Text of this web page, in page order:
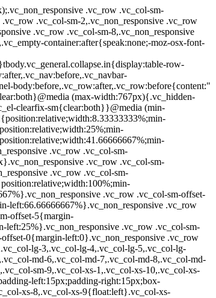
8{left:66.66666667%}.vc_col-sm-push-7{left:58.33333333%}.vc_col-sm-push-6{left:50%}.vc_col-sm-push-5{left:41.66666667%}.vc_col-sm-push-4{left:33.33333333%}.vc_col-sm-push-3{left:25%}.vc_col-sm-push-2{left:16.66666667%}.vc_col-sm-push-1{left:8.33333333%}.vc_col-sm-push-0{left:auto}.vc_col-sm-offset-12{margin-left:100%}.vc_col-sm-offset-11{margin-left:91.66666667%}.vc_col-sm-offset-10{margin-left:83.33333333%}.vc_col-sm-offset-9{margin-left:75%}.vc_col-sm-offset-8{margin-left:66.66666667%}.vc_col-sm-offset-7{margin-left:58.33333333%}.vc_col-sm-offset-6{margin-left:50%}.vc_col-sm-offset-5{margin-left:41.66666667%}.vc_col-sm-offset-4{margin-left:33.33333333%}.vc_col-sm-offset-3{margin-left:25%}.vc_col-sm-offset-2{margin-left:16.66666667%}.vc_col-sm-offset-1{margin-left:8.33333333%}.vc_col-sm-offset-0{margin-left:0}}@media (min-width:992px){.vc_col-md-1,.vc_col-md-10,.vc_col-md-11,.vc_col-md-12,.vc_col-md-2,.vc_col-md-3,.vc_col-md-4,.vc_col-md-5,.vc_col-md-6,.vc_col-md-7,.vc_col-md-8,.vc_col-md-9{float:left}.vc_col-md-12{width:100%}.vc_col-md-11{width:91.66666667%}.vc_col-md-10{width:83.33333333%}.vc_col-md-9{width:75%}.vc_col-md-8{width:66.66666667%}.vc_col-md-7{width:58.33333333%}.vc_col-md-6{width:50%}.vc_col-md-5{width:41.66666667%}.vc_col-md-4{width:33.33333333%}.vc_col-md-3{width:25%}.vc_col-md-2{width:16.66666667%}.vc_col-md-1{width:8.33333333%}.vc_col-md-pull-12{right:100%}.vc_col-md-pull-11{right:91.66666667%}.vc_col-md-pull-10{right:83.33333333%}.vc_col-md-pull-9{right:75%}.vc_col-md-pull-8{right:66.66666667%}.vc_col-md-pull-7{right:58.33333333%}.vc_col-md-pull-6{right:50%}.vc_col-md-pull-5{right:41.66666667%}.vc_col-md-pull-4{right:33.33333333%}.vc_col-md-pull-3{right:25%}.vc_col-md-pull-2{right:16.66666667%}.vc_col-md-pull-1{right:8.33333333%}.vc_col-md-pull-0{right:auto}.vc_col-md-push-12{left:100%}.vc_col-md-push-11{left:91.66666667%}.vc_col-md-push-10{left:83.33333333%}.vc_col-md-push-9{left:75%}.vc_col-md-push-8{left:66.66666667%}.vc_col-md-push-7{left:58.33333333%}.vc_col-md-push-6{left:50%}.vc_col-md-push-5{left:41.666666